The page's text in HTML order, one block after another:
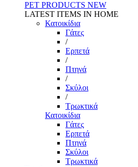
PET PRODUCTS NEW
LATEST ITEMS IN HOME
Κατοικίδια
Γάτες
/
Ερπετά
/
Πτηνά
/
Σκύλοι
/
Τρωκτικά
Κατοικίδια
Γάτες
Ερπετά
Πτηνά
Σκύλοι
Τρωκτικά